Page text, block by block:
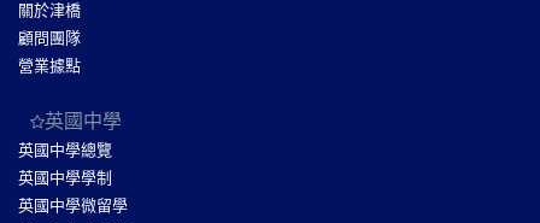
關於津橋
顧問團隊
營業據點
英國中學
英國中學總覽
英國中學學制
英國中學微留學